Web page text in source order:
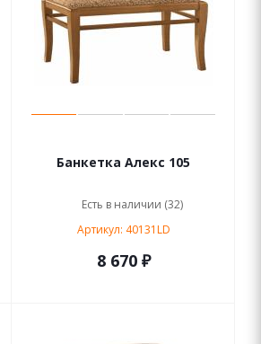
Банкетка Алекс 105
Есть в наличии (32)
Артикул: 40131LD
8 670 ₽